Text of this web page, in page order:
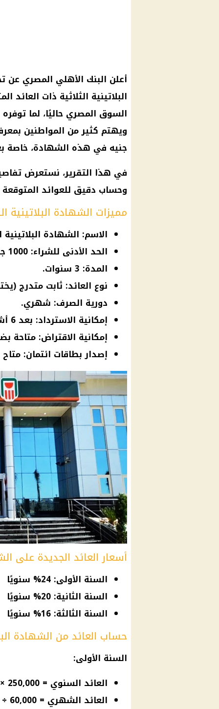
أعلن البنك الأهلي المصري
البلاتينية الثلاثية ذات العائد
جنيه في هذه الشهادة، خاصة
في هذا التقرير، نستعرض
وحساب دقيق للعوائد المتوقعة على مبلغ 250 ألف جنيه
مميزات الشهادة البلاتينية
الاسم: الشهادة
الحد الأدنى للشراء: 1000 جنيه.
المدة: 3 سنوات.
نوع العائد: ثابت متدرج
دورية الصرف: شهري.
إمكانية الاسترداد: بعد 6 أشهر من تاريخ الشراء فقط.
إمكانية الاقتراض: متاحة
إصدار بطاقات ائتمان:
أسعار العائد الجديدة على
السنة الأولى: 24% سنويًا
السنة الثانية: 20% سنويًا
السنة الثالثة: 16% سنويًا
حساب العائد من الشهادة
السنة الأولى:
العائد السنوي = 250,000 × 24% = 60,000 جنيه
العائد الشهري = 60,000 ÷ 12 = 5,000 جنيه شهريًا